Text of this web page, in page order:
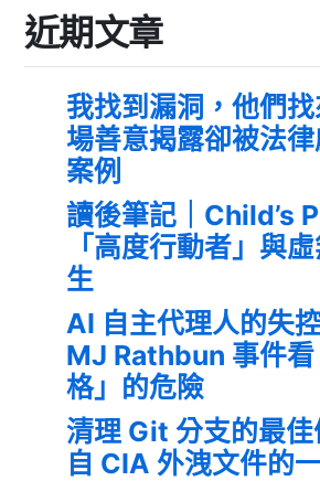
近期文章
我找到漏洞，他們
場善意揭露卻被法
案例
讀後筆記｜Child’s
「高度行動者」與
生
AI 自主代理人的失
MJ Rathbun 事件
格」的危險
清理 Git 分支的最
自 CIA 外洩文件的